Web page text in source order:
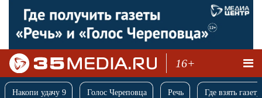
16+
Накопи удачу 9 Голос Череповца Речь Где взять